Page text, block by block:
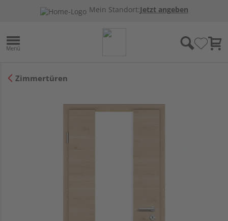
Mein Standort:Jetzt angeben
Zimmertüren